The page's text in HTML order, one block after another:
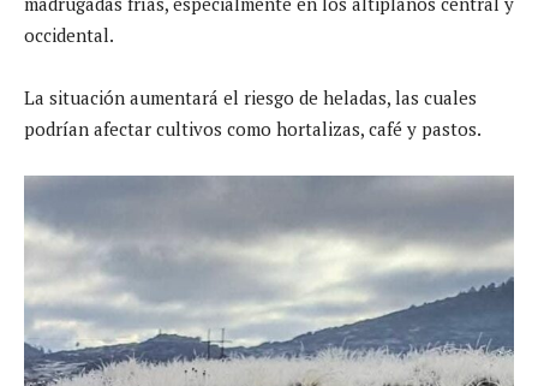
occidental.
La situación aumentará el riesgo de heladas, las cuales
podrían afectar cultivos como hortalizas, café y pastos.